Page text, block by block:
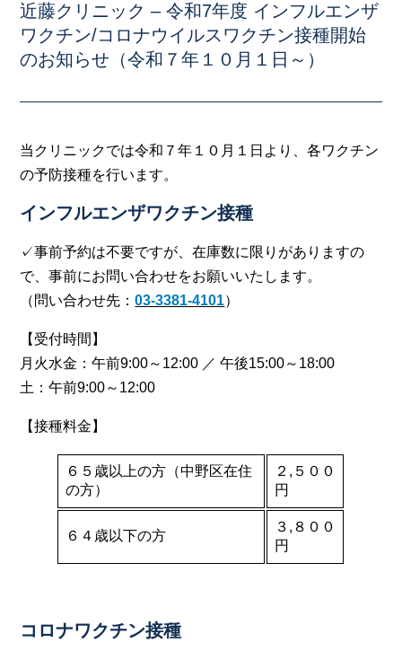
近藤クリニック – 令和7年度 インフルエンザ
ワクチン/コロナウイルスワクチン接種開始
のお知らせ（令和７年１０月１日～）
当クリニックでは令和７年１０月１日より、各ワクチン
の予防接種を行います。
インフルエンザワクチン接種
✓事前予約は不要ですが、在庫数に限りがありますの
で、事前にお問い合わせをお願いいたします。
（問い合わせ先：03-3381-4101）
【受付時間】
月火水金：午前9:00～12:00 ／ 午後15:00～18:00
土：午前9:00～12:00
【接種料金】
６５歳以上の方（中野区在住
の方）
２,５００
円
６４歳以下の方
３,８００
円
コロナワクチン接種